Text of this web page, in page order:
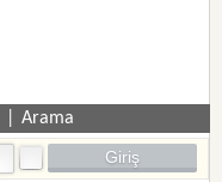
Arama